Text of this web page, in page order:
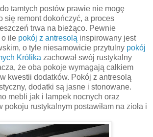
tamtych postów prawie nie mogę
się remont dokończyć, a proces
trwa na bieżąco. Pewnie
o ile pokój z antresolą inspirowany jest
o tyle niesamowicie przytulny pokój
Królika zachował swój rustykalny
że oba pokoje wymagają całkiem
kwestii dodatków. Pokój z antresolą
dodatki są jasne i stonowane.
mebli jak i lampek nocnych oraz
pokoju rustykalnym postawiłam na zioła i